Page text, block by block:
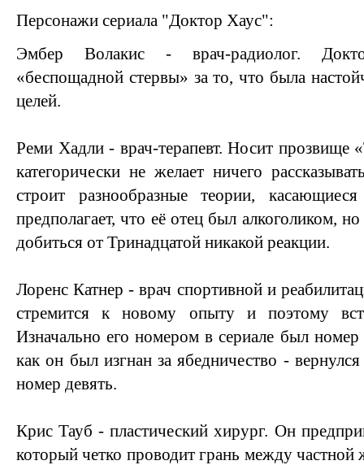
Персонажи сериала "Доктор Хаус":
Эмбер Волакис - врач-радиолог.
«беспощадной стервы» за то, что была
целей.
Реми Хадли - врач-терапевт. Носит прозвище
категорически не желает ничего
строит разнообразные теории,
предполагает, что её отец был алкоголиком,
добиться от Тринадцатой никакой реакции.
Лоренс Катнер - врач спортивной и
стремится к новому опыту и поэтому
Изначально его номером в сериале был
как он был изгнан за ябедничество -
номер девять.
Крис Тауб - пластический хирург. Он
который четко проводит грань между